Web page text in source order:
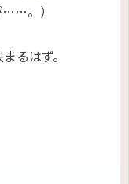
……。）
るはず。